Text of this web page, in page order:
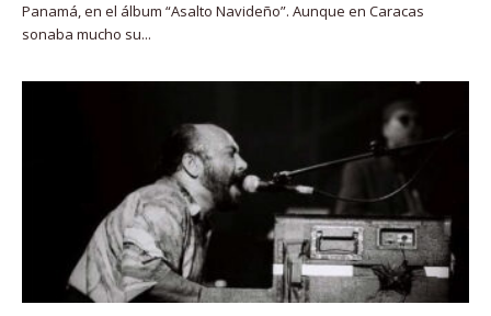
Panamá, en el álbum “Asalto Navideño”. Aunque en Caracas
sonaba mucho su...